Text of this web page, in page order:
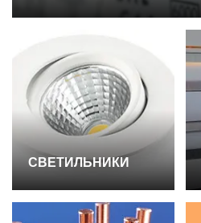
СВЕТИЛЬНИКИ